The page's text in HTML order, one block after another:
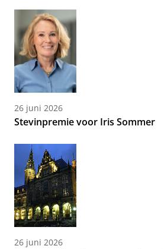
26 juni 2026
Stevinpremie voor Iris Sommer
26 juni 2026